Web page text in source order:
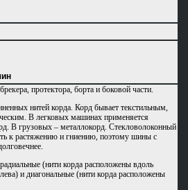
протектора, борта и боковой части.
нитей корда. Корд бывает текстильным,
В легковых машинах применяется
В грузовых – металлокорд. Стекловолоконный
к растяжению и гниению, поэтому шины с
(нити корда расположены вдоль
и диагональные (нити корда расположены